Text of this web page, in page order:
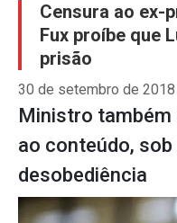
Censura ao ex-
Fux proíbe que
prisão
30 de setembro de 2018
Ministro também
ao conteúdo,
desobediência